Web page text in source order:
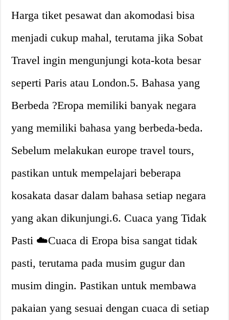
Harga tiket pesawat dan akomodasi bisa
menjadi cukup mahal, terutama jika Sobat
Travel ingin mengunjungi kota-kota besar
seperti Paris atau London.5. Bahasa yang
Berbeda ?️Eropa memiliki banyak negara
yang memiliki bahasa yang berbeda-beda.
Sebelum melakukan europe travel tours,
pastikan untuk mempelajari beberapa
kosakata dasar dalam bahasa setiap negara
yang akan dikunjungi.6. Cuaca yang Tidak
Pasti ☁️Cuaca di Eropa bisa sangat tidak
pasti, terutama pada musim gugur dan
musim dingin. Pastikan untuk membawa
pakaian yang sesuai dengan cuaca di setiap